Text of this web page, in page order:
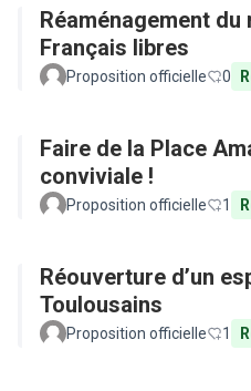
Réaménagement
Français libres
Proposition officielle 0
Faire de la Place
conviviale !
Proposition officielle 1
Réouverture d’un
Toulousains
Proposition officielle 1